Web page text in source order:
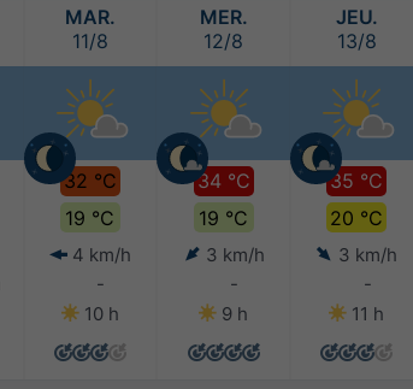
MAR.
11/8
32 °C
19 °C
4 km/h
-
10 h
MER.
12/8
34 °C
19 °C
3 km/h
-
9 h
JEU.
13/8
35 °C
20 °C
3 km/h
-
11 h